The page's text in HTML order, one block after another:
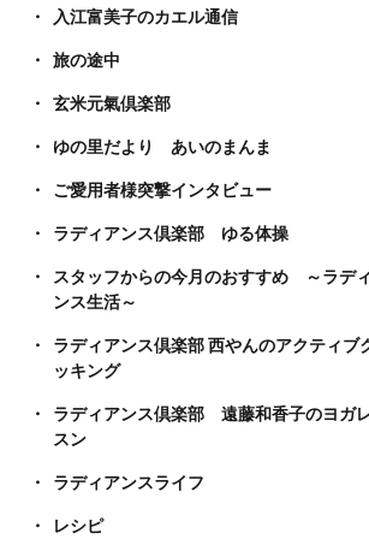
入江富美子のカエル通信
旅の途中
玄米元氣倶楽部
ゆの里だより あいのまんま
ご愛用者様突撃インタビュー
ラディアンス倶楽部 ゆる体操
スタッフからの今月のおすすめ ～ラデ
ンス生活～
ラディアンス倶楽部 西やんのアクティブ
ッキング
ラディアンス倶楽部 遠藤和香子のヨガ
スン
ラディアンスライフ
レシピ